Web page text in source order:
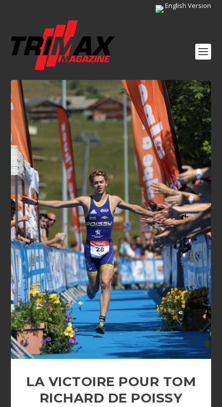
English Version
LA VICTOIRE POUR TOM
RICHARD DE POISSY